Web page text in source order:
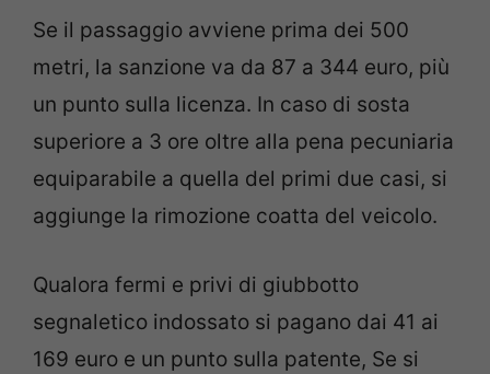
Se il passaggio avviene prima dei 500
metri, la sanzione va da 87 a 344 euro, più
un punto sulla licenza. In caso di sosta
superiore a 3 ore oltre alla pena pecuniaria
equiparabile a quella del primi due casi, si
aggiunge la rimozione coatta del veicolo.
Qualora fermi e privi di giubbotto
segnaletico indossato si pagano dai 41 ai
169 euro e un punto sulla patente, Se si